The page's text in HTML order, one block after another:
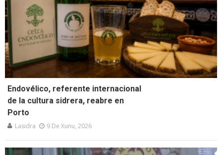
Endovélico, referente internacional
de la cultura sidrera, reabre en
Porto
Lasidra 9 De Xunu, 2026